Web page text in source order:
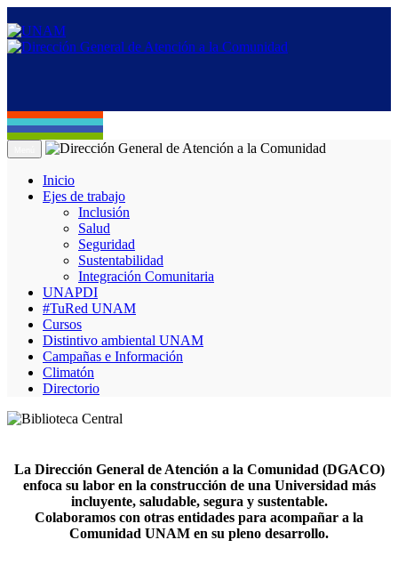
Inicio
Ejes de trabajo
Inclusión
Salud
Seguridad
Sustentabilidad
Integración Comunitaria
UNAPDI
#TuRed UNAM
Cursos
Distintivo ambiental UNAM
Campañas e Información
Climatón
Directorio
La Dirección General de Atención a la Comunidad (DGACO)
enfoca su labor en la construcción de una Universidad más
incluyente, saludable, segura y sustentable.
Colaboramos con otras entidades para acompañar a la
Comunidad UNAM en su pleno desarrollo.